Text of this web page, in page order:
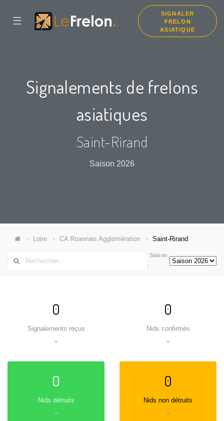
☰
SIGNALER
FRELON
ASIATIQUE
Signalements de frelons
asiatiques
Saint-Rirand
Saison 2026
Loire CA Roannais Agglomération Saint-Rirand
Saison
:
0
Signalements reçus
=
0
Nids confirmés
=
0
Nids détruits
=
0
Nids non détruits
=